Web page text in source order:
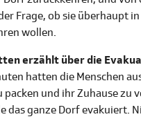
Frage, ob sie überhaupt
wollen.
erzählt über die
hatten die Menschen
packen und ihr Zuhause zu
das ganze Dorf evakuiert.